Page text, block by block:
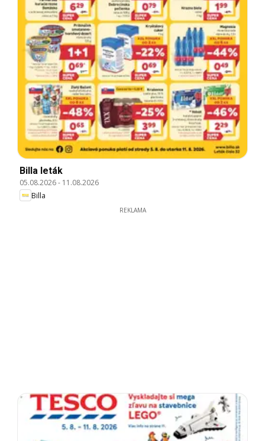
Billa leták
05.08.2026- 11.08.2026
Billa
REKLAMA